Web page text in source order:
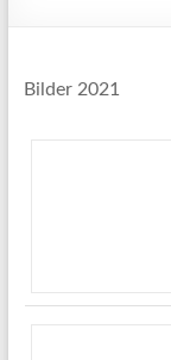
Bilder 2021